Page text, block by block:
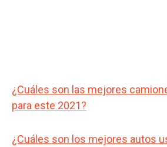
¿Cuáles son las mejores
para este 2021?
¿Cuáles son los mejores autos